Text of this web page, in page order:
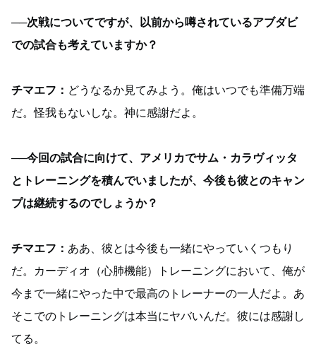
──次戦についてですが、以前から噂されているアブダビ
での試合も考えていますか？
チマエフ： どうなるか見てみよう。俺はいつでも準備万端
だ。怪我もないしな。神に感謝だよ。
──今回の試合に向けて、アメリカでサム・カラヴィッタ
とトレーニングを積んでいましたが、今後も彼とのキャン
プは継続するのでしょうか？
チマエフ： ああ、彼とは今後も一緒にやっていくつもり
だ。カーディオ（心肺機能）トレーニングにおいて、俺が
今まで一緒にやった中で最高のトレーナーの一人だよ。あ
そこでのトレーニングは本当にヤバいんだ。彼には感謝し
てる。